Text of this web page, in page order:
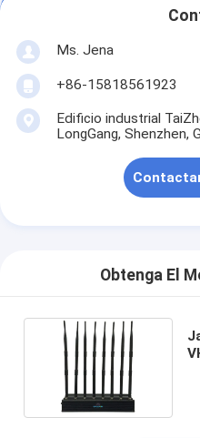
Ms. Jena
+86-15818561923
Edificio industrial
LongGang, Shenzhen,
Obtenga El